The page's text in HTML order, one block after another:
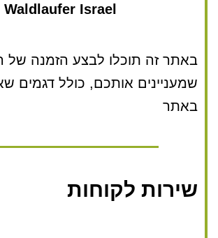
Waldlaufer Israel
באתר זה תוכלו לבצע הזמנה של
שמעניינים אותכם, כולל דגמים
באתר
שירות לקוחות